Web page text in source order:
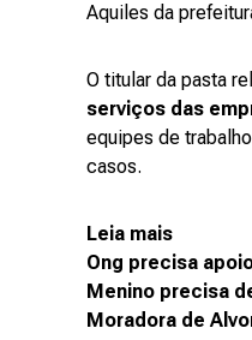
Aquiles da
O titular da pasta
serviços das
equipes de
casos.
Leia mais
Ong precisa
Menino precisa
Moradora de